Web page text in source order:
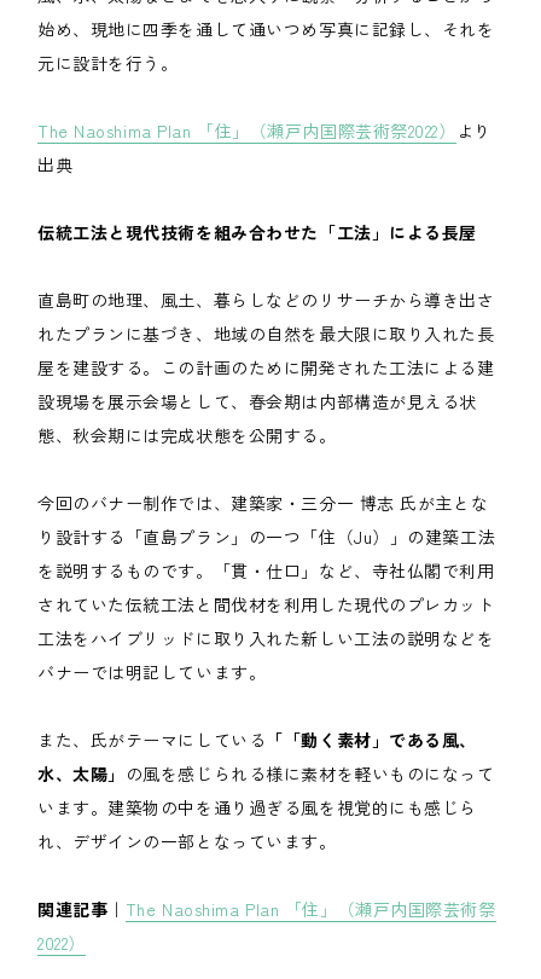
始め、現地に四季を通して通いつめ写真に記録し、それを
元に設計を行う。
The Naoshima Plan 「住」（瀬戸内国際芸術祭2022）
より
出典
伝統工法と現代技術を組み合わせた「工法」による長屋
直島町の地理、風土、暮らしなどのリサーチから導き出さ
れたプランに基づき、地域の自然を最大限に取り入れた長
屋を建設する。この計画のために開発された工法による建
設現場を展示会場として、春会期は内部構造が見える状
態、秋会期には完成状態を公開する。
今回のバナー制作では、建築家・三分一 博志 氏が主とな
り設計する「直島プラン」の一つ「住（Ju）」の建築工法
を説明するものです。「貫・仕口」など、寺社仏閣で利用
されていた伝統工法と間伐材を利用した現代のプレカット
工法をハイブリッドに取り入れた新しい工法の説明などを
バナーでは明記しています。
また、氏がテーマにしている 「「動く素材」である風、
水、太陽」 の風を感じられる様に素材を軽いものになって
います。建築物の中を通り過ぎる風を視覚的にも感じら
れ、デザインの一部となっています。
関連記事｜ The Naoshima Plan 「住」（瀬戸内国際芸術祭
2022）